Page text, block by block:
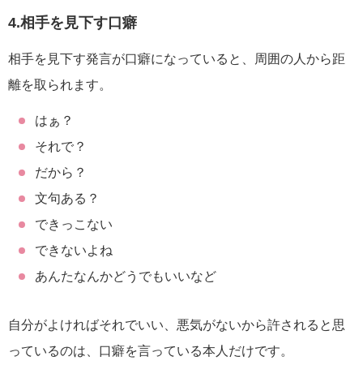
4.相手を見下す口癖
相手を見下す発言が口癖になっていると、周囲の人から距
離を取られます。
はぁ？
それで？
だから？
文句ある？
できっこない
できないよね
あんたなんかどうでもいいなど
自分がよければそれでいい、悪気がないから許されると思
っているのは、口癖を言っている本人だけです。